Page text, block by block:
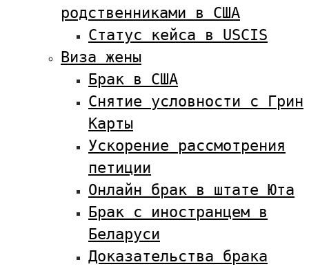
родственниками в США
Статус кейса в USCIS
Виза жены
Брак в США
Снятие условности с Грин
Карты
Ускорение рассмотрения
петиции
Онлайн брак в штате Юта
Брак с иностранцем в
Беларуси
Доказательства брака